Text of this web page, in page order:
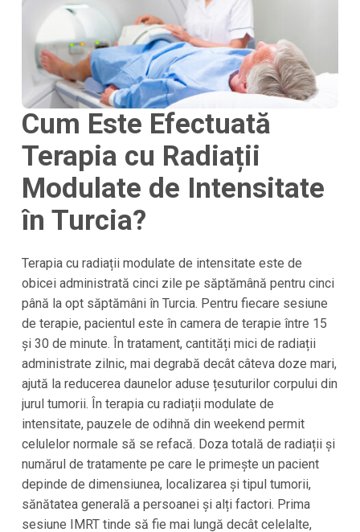
Cum Este Efectuată
Terapia cu Radiații
Modulate de Intensitate
în Turcia?
Terapia cu radiații modulate de intensitate este de
obicei administrată cinci zile pe săptămână pentru cinci
până la opt săptămâni în Turcia. Pentru fiecare sesiune
de terapie, pacientul este în camera de terapie între 15
și 30 de minute. În tratament, cantități mici de radiații
administrate zilnic, mai degrabă decât câteva doze mari,
ajută la reducerea daunelor aduse țesuturilor corpului din
jurul tumorii. În terapia cu radiații modulate de
intensitate, pauzele de odihnă din weekend permit
celulelor normale să se refacă. Doza totală de radiații și
numărul de tratamente pe care le primește un pacient
depinde de dimensiunea, localizarea și tipul tumorii,
sănătatea generală a persoanei și alți factori. Prima
sesiune IMRT tinde să fie mai lungă decât celelalte,